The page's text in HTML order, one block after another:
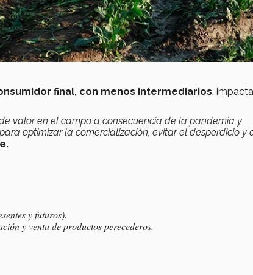
final, con menos intermediarios,
valor en el campo a consecuencia de la pandemia y
para optimizar la comercialización, evitar el desperdicio y
y futuros).
y venta de productos perecederos.